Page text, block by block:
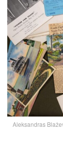
Aleksandras